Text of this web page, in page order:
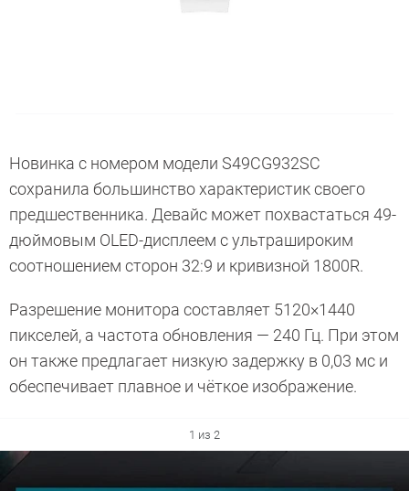
Новинка с номером модели S49CG932SC
сохранила большинство характеристик своего
предшественника. Девайс может похвастаться 49-
дюймовым OLED-дисплеем с ультрашироким
соотношением сторон 32:9 и кривизной 1800R.
Разрешение монитора составляет 5120×1440
пикселей, а частота обновления — 240 Гц. При этом
он также предлагает низкую задержку в 0,03 мс и
обеспечивает плавное и чёткое изображение.
1 из 2